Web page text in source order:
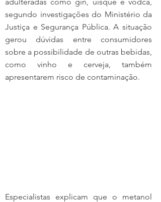
segundo investigações do Ministério da
Justiça e Segurança Pública. A situação
gerou dúvidas entre consumidores
sobre a possibilidade de outras bebidas,
como vinho e cerveja, também
apresentarem risco de contaminação.
Especialistas explicam que o metanol